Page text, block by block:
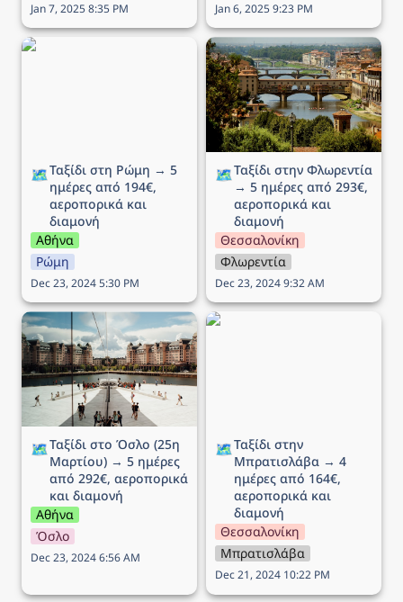
Jan 7, 2025 8:35 PM Jan 6, 2025 9:23 PM
Ταξίδι στη Ρώμη → 5
🗺️Ταξίδι στη Ρώμη → 5
ημέρες από 194€,
αεροπορικά και
διαμονή
Αθήνα
Ρώμη
Dec 23, 2024 5:30 PM
Ταξίδι στην Φλωρεντία →
5 ημέρες από 293€,
αεροπορικά και διαμονή
🗺️Ταξίδι στην Φλωρεντία
→ 5 ημέρες από 293€,
αεροπορικά και
διαμονή
Θεσσαλονίκη
Φλωρεντία
Dec 23, 2024 9:32 AM
Ταξίδι στο Όσλο (25η
Μαρτίου) → 5 ημέρες
από 292€, αεροπορικά
και διαμονή
🗺️Ταξίδι στο Όσλο (25η
Μαρτίου) → 5 ημέρες
από 292€, αεροπορικά
και διαμονή
Αθήνα
Όσλο
Dec 23, 2024 6:56 AM
Ταξίδι στην Μπρατισλάβα
🗺️Ταξίδι στην
Μπρατισλάβα → 4
ημέρες από 164€,
αεροπορικά και
διαμονή
Θεσσαλονίκη
Μπρατισλάβα
Dec 21, 2024 10:22 PM